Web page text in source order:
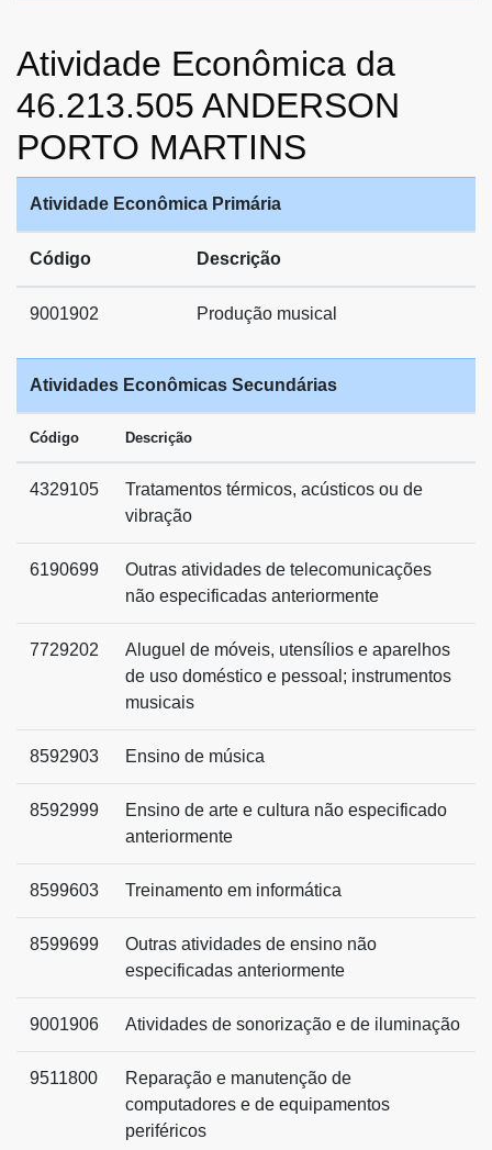
Atividade Econômica da
46.213.505 ANDERSON
PORTO MARTINS
Atividade Econômica Primária
Código Descrição
9001902 Produção musical
Atividades Econômicas Secundárias
Código Descrição
4329105
Tratamentos térmicos, acústicos ou de
vibração
6190699
Outras atividades de telecomunicações
não especificadas anteriormente
7729202
Aluguel de móveis, utensílios e aparelhos
de uso doméstico e pessoal; instrumentos
musicais
8592903 Ensino de música
8592999
Ensino de arte e cultura não especificado
anteriormente
8599603 Treinamento em informática
8599699
Outras atividades de ensino não
especificadas anteriormente
9001906 Atividades de sonorização e de iluminação
9511800
Reparação e manutenção de
computadores e de equipamentos
periféricos